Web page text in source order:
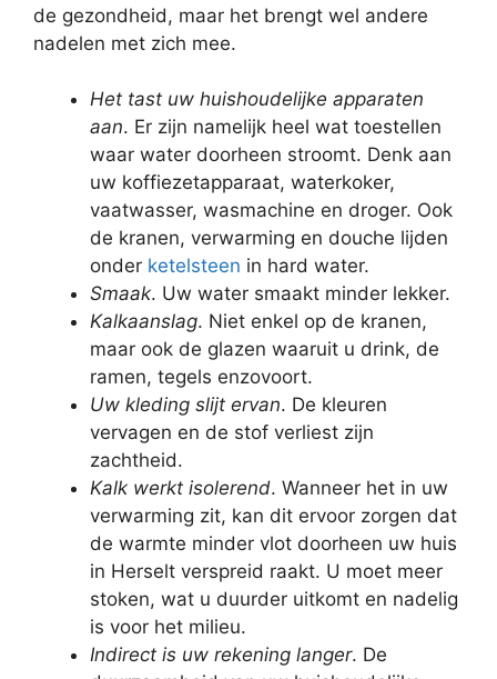
de gezondheid, maar het brengt wel andere
nadelen met zich mee.
Het tast uw huishoudelijke apparaten
aan. Er zijn namelijk heel wat toestellen
waar water doorheen stroomt. Denk aan
uw koffiezetapparaat, waterkoker,
vaatwasser, wasmachine en droger. Ook
de kranen, verwarming en douche lijden
onder ketelsteen in hard water.
Smaak. Uw water smaakt minder lekker.
Kalkaanslag. Niet enkel op de kranen,
maar ook de glazen waaruit u drink, de
ramen, tegels enzovoort.
Uw kleding slijt ervan. De kleuren
vervagen en de stof verliest zijn
zachtheid.
Kalk werkt isolerend. Wanneer het in uw
verwarming zit, kan dit ervoor zorgen dat
de warmte minder vlot doorheen uw huis
in Herselt verspreid raakt. U moet meer
stoken, wat u duurder uitkomt en nadelig
is voor het milieu.
Indirect is uw rekening langer. De